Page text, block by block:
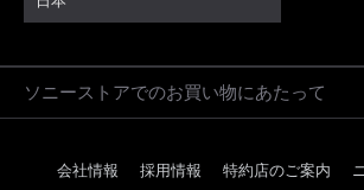
ソニーストアでのお買い物にあたって
会社情報 採用情報 特約店のご案内